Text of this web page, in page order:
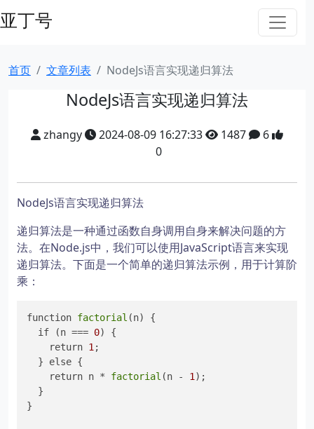
亚丁号
首页 文章列表 NodeJs语言实现递归算法
NodeJs语言实现递归算法
zhangy 2024-08-09 16:27:33 1487
6
0
NodeJs语言实现递归算法
递归算法是一种通过函数自身调用自身来解决问题的方
法。在Node.js中，我们可以使用JavaScript语言来实现
递归算法。下面是一个简单的递归算法示例，用于计算阶
乘：
function factorial (n) {
if (n === 0) {
return 1 ;
} else {
return n * factorial (n - 1 );
}
}